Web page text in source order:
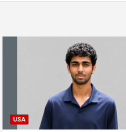
USA